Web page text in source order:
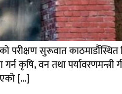
सुरूवात काठमाडौँस्थित
कृषि, वन तथा
[…]